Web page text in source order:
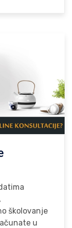
školovanje
u